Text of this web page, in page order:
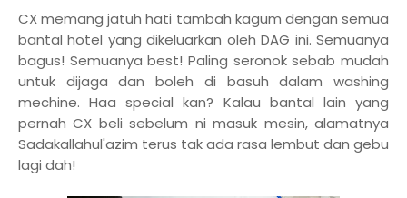
CX memang jatuh hati tambah kagum dengan semua
bantal hotel yang dikeluarkan oleh DAG ini. Semuanya
bagus! Semuanya best! Paling seronok sebab mudah
untuk dijaga dan boleh di basuh dalam washing
mechine. Haa special kan? Kalau bantal lain yang
pernah CX beli sebelum ni masuk mesin, alamatnya
Sadakallahul'azim terus tak ada rasa lembut dan gebu
lagi dah!